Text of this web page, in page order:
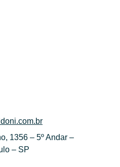
1356 – 5º Andar –
– SP